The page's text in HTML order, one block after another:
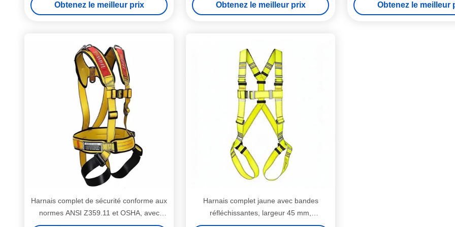
Obtenez le meilleur prix Obtenez le meilleur prix
lors de travaux en
Obtenez le meilleur
Harnais complet de sécurité conforme aux
normes ANSI Z359.11 et OSHA, avec
rembourrage aux épaules et aux jambes
Harnais complet jaune avec bandes
réfléchissantes, largeur 45 mm,
équipement général d'arrêt des chutes